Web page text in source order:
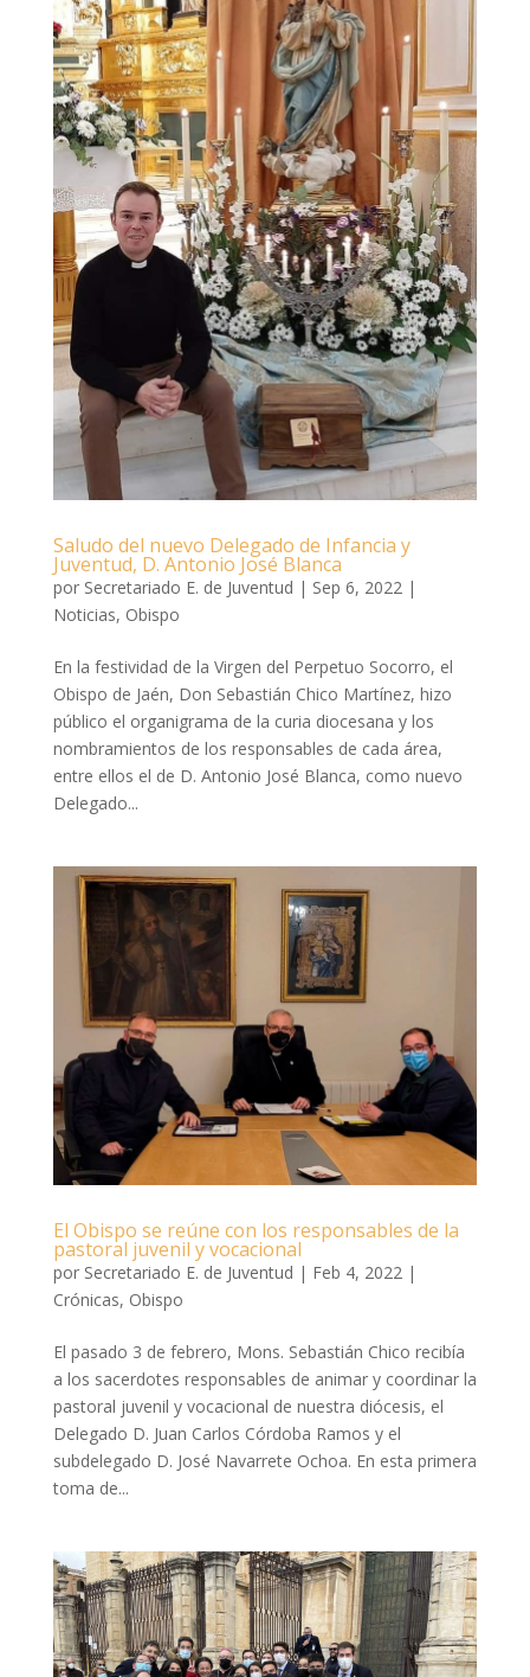
Saludo del nuevo Delegado de Infancia y
Juventud, D. Antonio José Blanca
por Secretariado E. de Juventud | Sep 6, 2022|
Noticias, Obispo
En la festividad de la Virgen del Perpetuo Socorro, el
Obispo de Jaén, Don Sebastián Chico Martínez, hizo
público el organigrama de la curia diocesana y los
nombramientos de los responsables de cada área,
entre ellos el de D. Antonio José Blanca, como nuevo
Delegado...
El Obispo se reúne con los responsables de la
pastoral juvenil y vocacional
por Secretariado E. de Juventud | Feb 4, 2022|
Crónicas, Obispo
El pasado 3 de febrero, Mons. Sebastián Chico recibía
a los sacerdotes responsables de animar y coordinar la
pastoral juvenil y vocacional de nuestra diócesis, el
Delegado D. Juan Carlos Córdoba Ramos y el
subdelegado D. José Navarrete Ochoa. En esta primera
toma de...